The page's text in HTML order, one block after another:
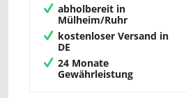
abholbereit in
Mülheim/Ruhr
kostenloser Versand in
DE
24 Monate
Gewährleistung